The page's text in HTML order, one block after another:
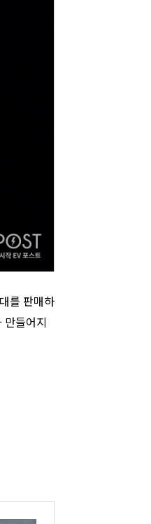
를 판매하
만들어지